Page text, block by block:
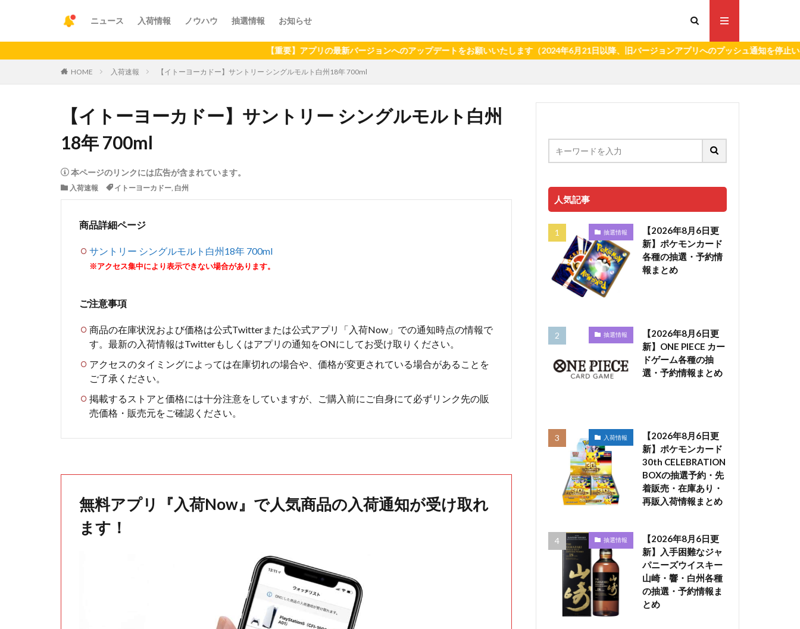
ニュース 入荷情報 ノウハウ 抽選情報 お知らせ
【重要】アプリの最新バージョンへのアップデートをお願いいたします（2024年6月21日以降、旧バージョンアプリへのプッシュ通知を停止いたします
HOME 入荷速報 【イトーヨーカドー】サントリー シングルモルト白州18年 700ml
【イトーヨーカドー】サントリー シングルモルト白州
18年 700ml
本ページのリンクには広告が含まれています。
入荷速報 イトーヨーカドー, 白州
商品詳細ページ
サントリー シングルモルト白州18年 700ml
※アクセス集中により表示できない場合があります。
ご注意事項
商品の在庫状況および価格は公式Twitterまたは公式アプリ「入荷Now」での通知時点の情報で
す。最新の入荷情報はTwitterもしくはアプリの通知をONにしてお受け取りください。
アクセスのタイミングによっては在庫切れの場合や、価格が変更されている場合があることを
ご了承ください。
掲載するストアと価格には十分注意をしていますが、ご購入前にご自身にて必ずリンク先の販
売価格・販売元をご確認ください。
無料アプリ『入荷Now』で人気商品の入荷通知が受け取れ
ます！
人気記事
抽選情報
【2026年8月6日更
新】ポケモンカード
各種の抽選・予約情
報まとめ
抽選情報
【2026年8月6日更
新】ONE PIECE カー
ドゲーム各種の抽
選・予約情報まとめ
入荷情報
【2026年8月6日更
新】ポケモンカード
30th CELEBRATION
BOXの抽選予約・先
着販売・在庫あり・
再販入荷情報まとめ
抽選情報
【2026年8月6日更
新】入手困難なジャ
パニーズウイスキー
山崎・響・白州各種
の抽選・予約情報ま
とめ